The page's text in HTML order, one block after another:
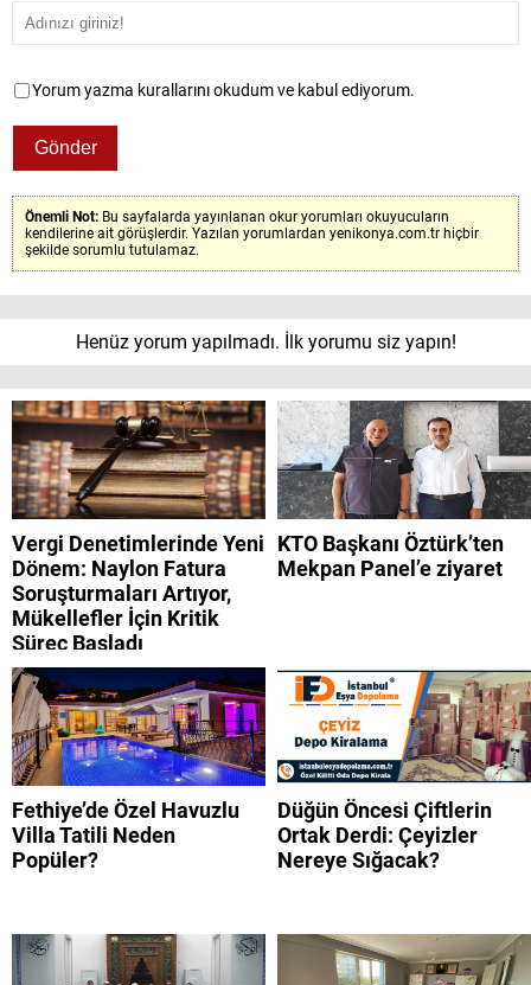
Yorum yazma kurallarını okudum ve kabul ediyorum.
Önemli Not: Bu sayfalarda yayınlanan okur yorumları okuyucuların
kendilerine ait görüşlerdir. Yazılan yorumlardan yenikonya.com.tr hiçbir
şekilde sorumlu tutulamaz.
Henüz yorum yapılmadı. İlk yorumu siz yapın!
Vergi Denetimlerinde Yeni
Dönem: Naylon Fatura
Soruşturmaları Artıyor,
Mükellefler İçin Kritik
Süreç Başladı
KTO Başkanı Öztürk’ten
Mekpan Panel’e ziyaret
Fethiye’de Özel Havuzlu
Villa Tatili Neden
Popüler?
Düğün Öncesi Çiftlerin
Ortak Derdi: Çeyizler
Nereye Sığacak?